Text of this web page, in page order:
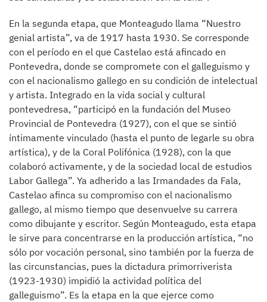
En la segunda etapa, que Monteagudo llama “Nuestro
genial artista”, va de 1917 hasta 1930. Se corresponde
con el período en el que Castelao está afincado en
Pontevedra, donde se compromete con el galleguismo y
con el nacionalismo gallego en su condición de intelectual
y artista. Integrado en la vida social y cultural
pontevedresa, “participó en la fundación del Museo
Provincial de Pontevedra (1927), con el que se sintió
íntimamente vinculado (hasta el punto de legarle su obra
artística), y de la Coral Polifónica (1928), con la que
colaboró activamente, y de la sociedad local de estudios
Labor Gallega”. Ya adherido a las Irmandades da Fala,
Castelao afinca su compromiso con el nacionalismo
gallego, al mismo tiempo que desenvuelve su carrera
como dibujante y escritor. Según Monteagudo, esta etapa
le sirve para concentrarse en la producción artística, “no
sólo por vocación personal, sino también por la fuerza de
las circunstancias, pues la dictadura primorriverista
(1923-1930) impidió la actividad política del
galleguismo”. Es la etapa en la que ejerce como